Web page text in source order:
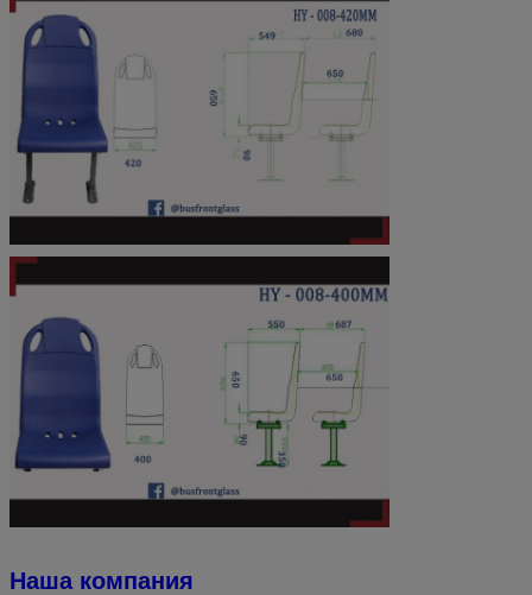
Наша компания